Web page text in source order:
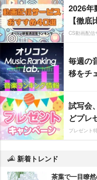
2026年
【徹底
CS動画配信
毎週の
移をチ
試写会
どプレ
プレゼント
新着トレンド
茶葉で一目瞭